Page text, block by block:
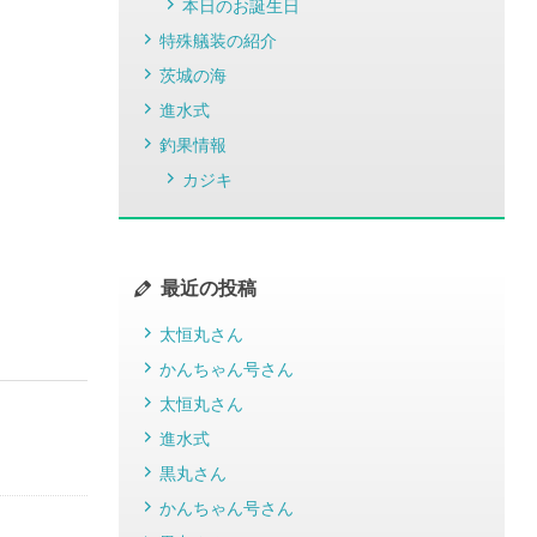
本日のお誕生日
特殊艤装の紹介
茨城の海
進水式
釣果情報
カジキ
最近の投稿
太恒丸さん
かんちゃん号さん
太恒丸さん
進水式
黒丸さん
かんちゃん号さん